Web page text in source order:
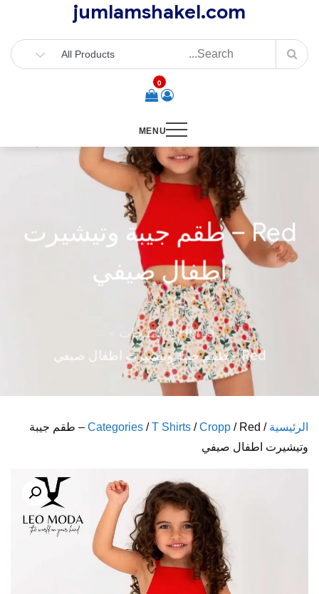
content
jumlamshakel.com
0
MENU
Red – طقم جيبة وتيشيرت
اطفال صيفي
Home المنتجات
Red – طقم جيبة وتيشيرت اطفال صيفي
الرئيسية /
Categories /T Shirts /Cropp
/ Red – طقم جيبة
وتيشيرت اطفال صيفي